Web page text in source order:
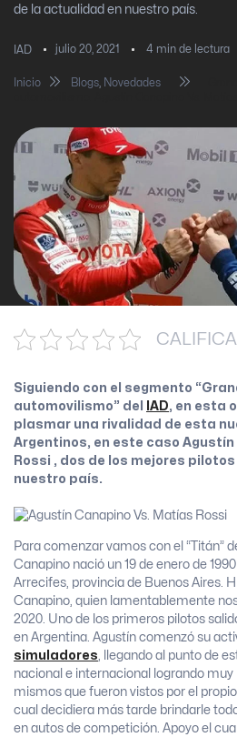
de la actualidad en nuestro país.
IAD julio 20, 2021 4 min de lectura
Inicio Blogs, Novedades
Siguiendo con el segmento
automovilismo” del
IAD, en esta
plasmar una rivalidad de esta
Argentinos, en este caso Agustín
Rossi , dos de los mejores
nuestro país.
Para comenzar vamos con el “Titán”
Canapino nació un 19 de enero de
Arrecifes, provincia de Buenos Aires.
Canapino, quien lamentablemente
2020. Uno de los primeros pilotos
en Argentina. Agustín comenzó su
simuladores , llegando al punto de
nacional e internacional logrando muy
mismos que fueron vistos por el
cual decidiera más tarde brindarle
en autos de competición. Apoyo el